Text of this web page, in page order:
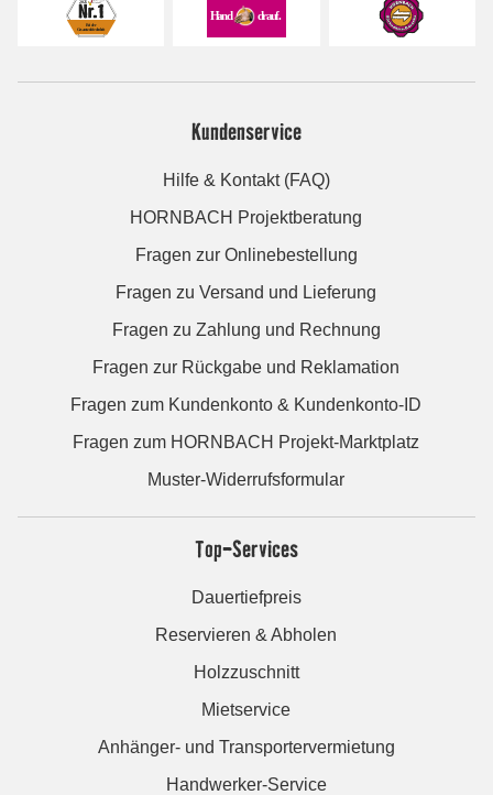
Kundenservice
Hilfe & Kontakt (FAQ)
HORNBACH Projektberatung
Fragen zur Onlinebestellung
Fragen zu Versand und Lieferung
Fragen zu Zahlung und Rechnung
Fragen zur Rückgabe und Reklamation
Fragen zum Kundenkonto & Kundenkonto-ID
Fragen zum HORNBACH Projekt-Marktplatz
Muster-Widerrufsformular
Top-Services
Dauertiefpreis
Reservieren & Abholen
Holzzuschnitt
Mietservice
Anhänger- und Transportervermietung
Handwerker-Service